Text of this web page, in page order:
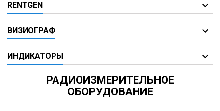
RENTGEN
ВИЗИОГРАФ
ИНДИКАТОРЫ
РАДИОИЗМЕРИТЕЛЬНОЕ
ОБОРУДОВАНИЕ